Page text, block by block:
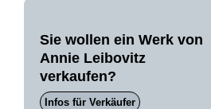
Sie wollen ein Werk von
Annie Leibovitz
verkaufen?
Infos für Verkäufer